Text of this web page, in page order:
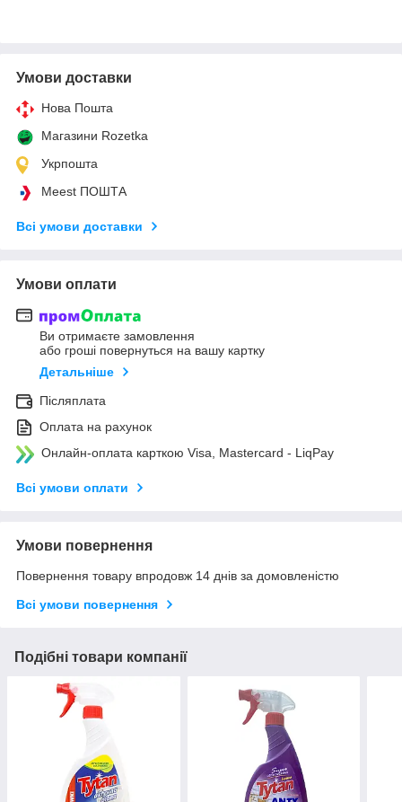
Умови доставки
Нова Пошта
Магазини Rozetka
Укрпошта
Meest ПОШТА
Всі умови доставки
Умови оплати
Ви отримаєте замовлення
або гроші повернуться на вашу картку
Детальніше
Післяплата
Оплата на рахунок
Онлайн-оплата карткою Visa, Mastercard - LiqPay
Всі умови оплати
Умови повернення
Повернення товару впродовж 14 днів за домовленістю
Всі умови повернення
Подібні товари компанії